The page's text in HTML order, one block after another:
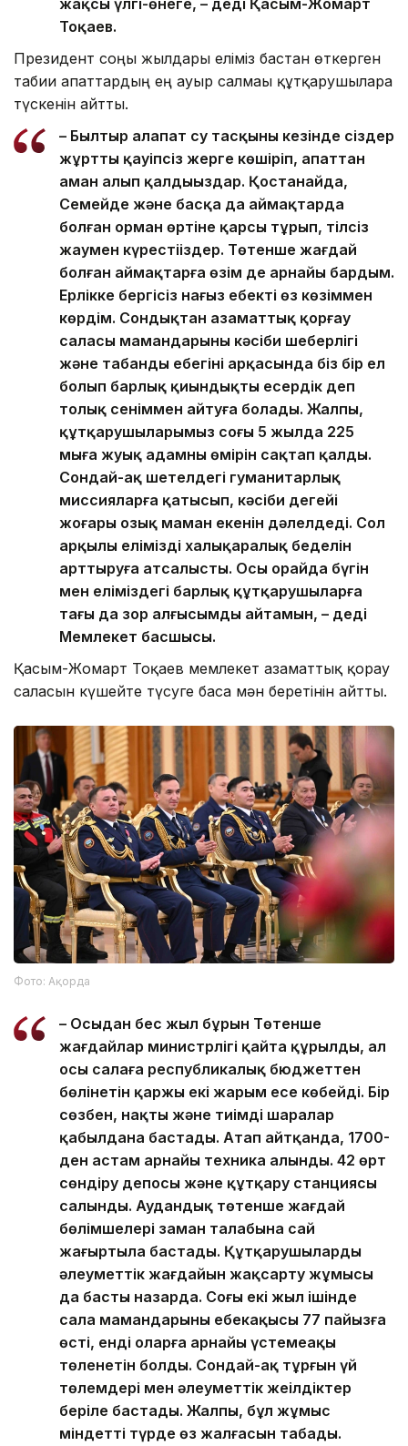
жақсы үлгі-өнеге, – деді Қасым-Жомарт
Тоқаев.
Президент соңғы жылдары еліміз бастан өткерген
табиғи апаттардың ең ауыр салмағы құтқарушыларға
түскенін айтты.
– Былтыр алапат су тасқыны кезінде сіздер
жұртты қауіпсіз жерге көшіріп, апаттан
аман алып қалдыңыздар. Қостанайда,
Семейде және басқа да аймақтарда
болған орман өртіне қарсы тұрып, тілсіз
жаумен күрестіңіздер. Төтенше жағдай
болған аймақтарға өзім де арнайы бардым.
Ерлікке бергісіз нағыз еңбекті өз көзіммен
көрдім. Сондықтан азаматтық қорғау
саласы мамандарының кәсіби шеберлігі
және табанды еңбегінің арқасында біз бір ел
болып барлық қиындықты еңсердік деп
толық сеніммен айтуға болады. Жалпы,
құтқарушыларымыз соңғы 5 жылда 225
мыңға жуық адамның өмірін сақтап қалды.
Сондай-ақ шетелдегі гуманитарлық
миссияларға қатысып, кәсіби деңгейі
жоғары озық маман екенін дәлелдеді. Сол
арқылы еліміздің халықаралық беделін
арттыруға атсалысты. Осы орайда бүгін
мен еліміздегі барлық құтқарушыларға
тағы да зор алғысымды айтамын, – деді
Мемлекет басшысы.
Қасым-Жомарт Тоқаев мемлекет азаматтық қорғау
саласын күшейте түсуге баса мән беретінін айтты.
Фото: Ақорда
– Осыдан бес жыл бұрын Төтенше
жағдайлар министрлігі қайта құрылды, ал
осы салаға республикалық бюджеттен
бөлінетін қаржы екі жарым есе көбейді. Бір
сөзбен, нақты және тиімді шаралар
қабылдана бастады. Атап айтқанда, 1700-
ден астам арнайы техника алынды. 42 өрт
сөндіру депосы және құтқару станциясы
салынды. Аудандық төтенше жағдай
бөлімшелері заман талабына сай
жаңғыртыла бастады. Құтқарушылардың
әлеуметтік жағдайын жақсарту жұмысы
да басты назарда. Соңғы екі жыл ішінде
сала мамандарының еңбекақысы 77 пайызға
өсті, енді оларға арнайы үстемеақы
төленетін болды. Сондай-ақ тұрғын үй
төлемдері мен әлеуметтік жеңілдіктер
беріле бастады. Жалпы, бұл жұмыс
міндетті түрде өз жалғасын табады.